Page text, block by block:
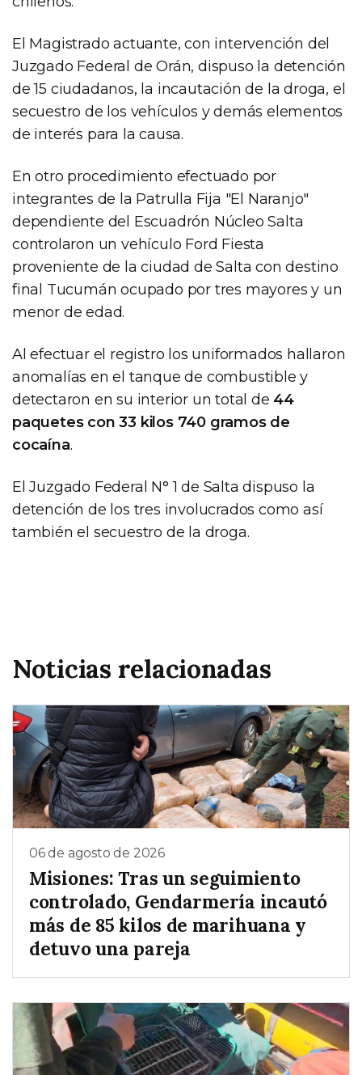
El Magistrado actuante, con intervención del
Juzgado Federal de Orán, dispuso la detención
de 15 ciudadanos, la incautación de la droga, el
secuestro de los vehículos y demás elementos
de interés para la causa.
En otro procedimiento efectuado por
integrantes de la Patrulla Fija "El Naranjo"
dependiente del Escuadrón Núcleo Salta
controlaron un vehículo Ford Fiesta
proveniente de la ciudad de Salta con destino
final Tucumán ocupado por tres mayores y un
menor de edad.
Al efectuar el registro los uniformados hallaron
anomalías en el tanque de combustible y
detectaron en su interior un total de 44
paquetes con 33 kilos 740 gramos de
cocaína.
El Juzgado Federal N° 1 de Salta dispuso la
detención de los tres involucrados como así
también el secuestro de la droga.
Noticias relacionadas
06 de agosto de 2026
Misiones: Tras un seguimiento
controlado, Gendarmería incautó
más de 85 kilos de marihuana y
detuvo una pareja